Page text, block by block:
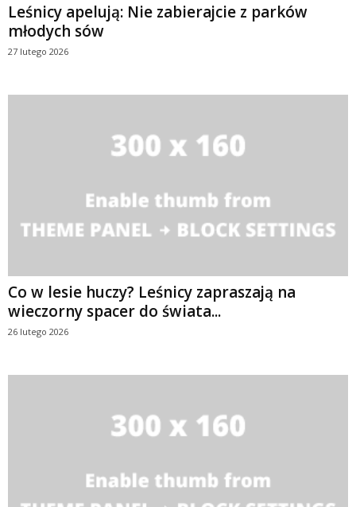
Leśnicy apelują: Nie zabierajcie z parków
młodych sów
27 lutego 2026
Co w lesie huczy? Leśnicy zapraszają na
wieczorny spacer do świata...
26 lutego 2026